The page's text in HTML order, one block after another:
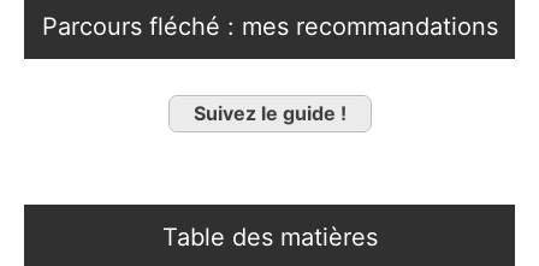
Parcours fléché : mes recommandations
Suivez le guide !
Table des matières